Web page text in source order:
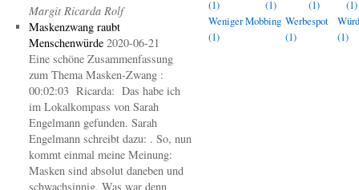
Margit Ricarda Rolf
Maskenzwang raubt
Menschenwürde 2020-06-21
Eine schöne Zusammenfassung
zum Thema Masken-Zwang :
00:02:03 Ricarda: Das habe ich
im Lokalkompass von Sarah
Engelmann gefunden. Sarah
Engelmann schreibt dazu: . So, nun
kommt einmal meine Meinung:
Masken sind absolut daneben und
schwachsinnig. Was war denn
(1)
(1)
(1)
(1)
Weniger Mobbing
(1)
Werbespot
(1)
(1)